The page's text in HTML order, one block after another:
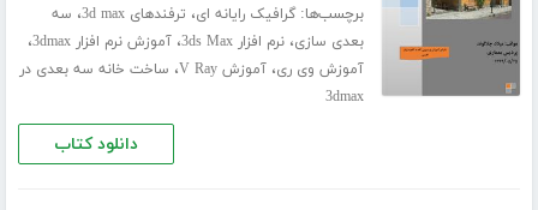
برچسب‌ها:گرافیک رایانه ای، ترفندهای 3d max ، سه
بعدی سازی،نرم افزار 3ds Max ،آموزش نرم افزار 3dmax ،
آموزش وی ری،آموزش V Ray ، ساخت خانه سه بعدی در
3dmax
دانلود کتاب